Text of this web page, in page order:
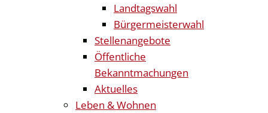
Landtagswahl
Bürgermeisterwahl
Stellenangebote
Öffentliche
Bekanntmachungen
Aktuelles
Leben & Wohnen